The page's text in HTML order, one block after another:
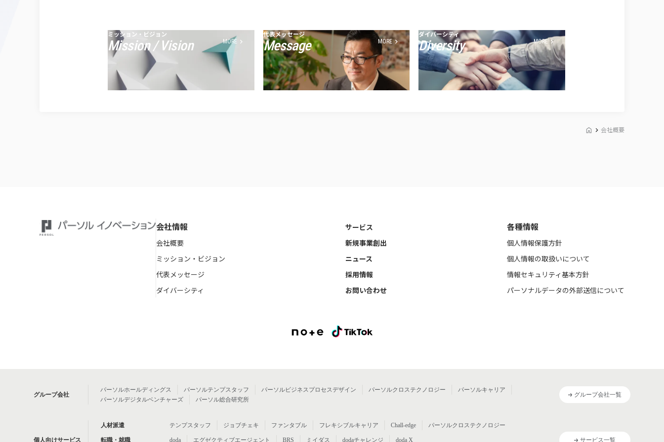
ミッション・ビジョン
Mission / Vision MORE
代表メッセージ
Message MORE
ダイバーシティ
Diversity MORE
会社概要
会社情報
会社概要
ミッション・ビジョン
代表メッセージ
ダイバーシティ
サービス
新規事業創出
ニュース
採用情報
お問い合わせ
各種情報
個人情報保護方針
個人情報の取扱いについて
情報セキュリティ基本方針
パーソナルデータの外部送信について
グループ会社
パーソルホールディングス パーソルテンプスタッフ パーソルビジネスプロセスデザイン パーソルクロステクノロジー
パーソルキャリア
パーソルデジタルベンチャーズ
パーソル総合研究所
グループ会社一覧
個人向けサービス
人材派遣 テンプスタッフ ジョブチェキ ファンタブル フレキシブルキャリア Chall-edge パーソルクロステクノロジー
転職・就職 doda エグゼクティブエージェント BRS ミイダス dodaチャレンジ doda X サービス一覧